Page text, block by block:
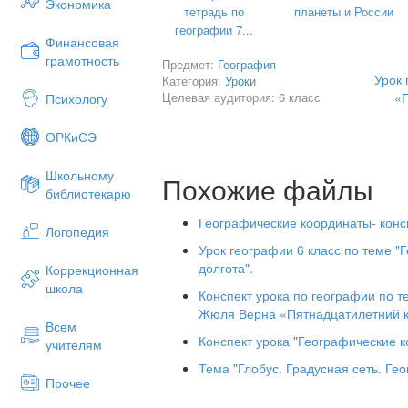
Экономика
Финансовая
грамотность
Психологу
ОРКиСЭ
Школьному
библиотекарю
Логопедия
Коррекционная
школа
Всем
учителям
Прочее
VХод урока:
1. Учащиеся стоят около парт.
2.Учитель:«На прошлом уроке мы с
а
1
2
4
+
Рис. 1 Поле для
Учитель зачитывает вопросы, а
тетрадь по
географии 7...
планеты и России
Предмет: География
Категория:Уроки
Целевая аудитория: 6 класс
Урок
Похожие файлы
Географические координаты-
Урок географии 6 класс по теме
долгота".
Конспект урока по географии по
Жюля Верна «Пятнадцатилетний
Конспект урока "Географические
Тема "Глобус. Градусная сеть.